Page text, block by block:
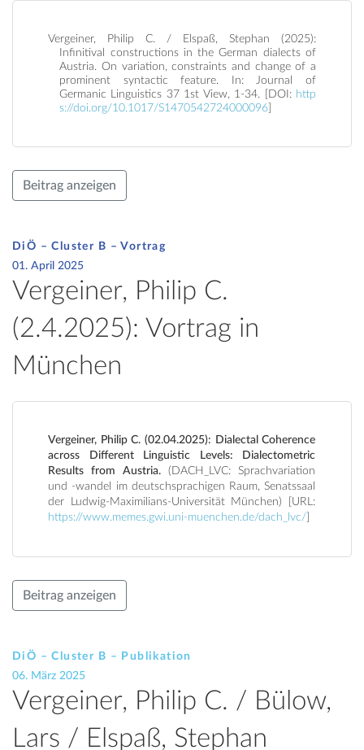
Vergeiner, Philip C. / Elspaß, Stephan (2025):
Infinitival constructions in the German dialects of
Austria. On variation, constraints and change of a
prominent syntactic feature. In: Journal of
Germanic Linguistics 37 1st View, 1-34. [DOI: http
s://doi.org/10.1017/S1470542724000096
Beitrag anzeigen
DiÖ – Cluster B – Vortrag
01. April 2025
Vergeiner, Philip C.
(2.4.2025): Vortrag in
München
Vergeiner, Philip C. (02.04.2025): Dialectal Coherence
across Different Linguistic Levels: Dialectometric
Results from Austria. (DACH_LVC: Sprachvariation
und -wandel im deutschsprachigen Raum, Senatssaal
der Ludwig-Maximilians-Universität München) [URL:
https://www.memes.gwi.uni-muenchen.de/dach_lvc/
Beitrag anzeigen
DiÖ – Cluster B – Publikation
06. März 2025
Vergeiner, Philip C. / Bülow,
Lars / Elspaß, Stephan